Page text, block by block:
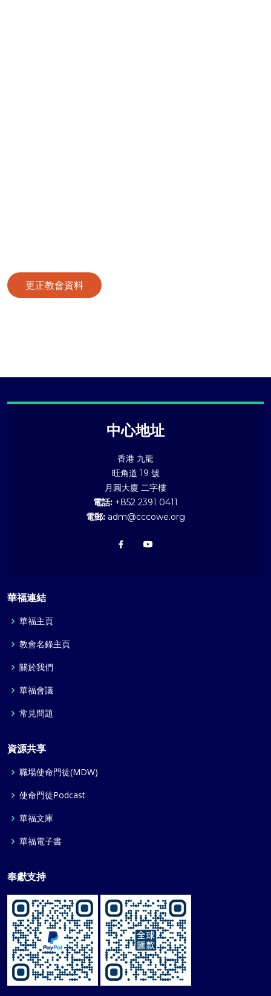
更正教會資料
中心地址
香港 九龍
旺角道 19 號
月圓大廈 二字樓
電話: +852 2391 0411
電郵: adm@cccowe.org
華福連結
華福主頁
教會名錄主頁
關於我們
華福會議
常見問題
資源共享
職場使命門徒(MDW)
使命門徒Podcast
華福文庫
華福電子書
奉獻支持